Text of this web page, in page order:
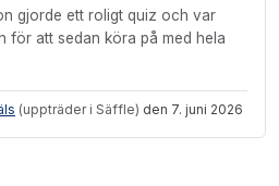
gjorde ett roligt quiz och var
för att sedan köra på med hela
(uppträder i Säffle) den 7. juni 2026